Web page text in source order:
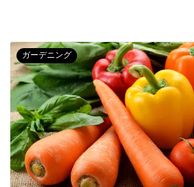
ガーデニング